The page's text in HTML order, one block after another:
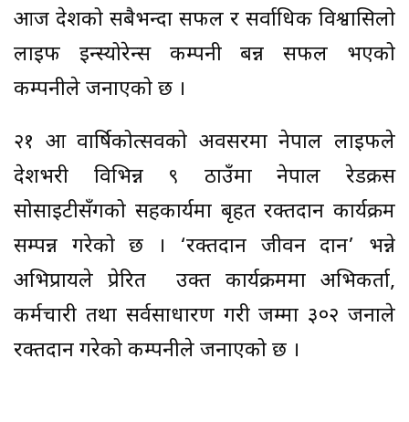
आज देशको सबैभन्दा सफल र सर्वाधिक विश्वासिलो
लाइफ इन्स्योरेन्स कम्पनी बन्न सफल भएको
कम्पनीले जनाएको छ ।
२१ औं वार्षिकोत्सवको अवसरमा नेपाल लाइफले
देशभरी विभिन्न ९ ठाउँमा नेपाल रेडक्रस
सोसाइटीसँगको सहकार्यमा बृहत रक्तदान कार्यक्रम
सम्पन्न गरेको छ । ‘रक्तदान जीवन दान’ भन्ने
अभिप्रायले प्रेरित उक्त कार्यक्रममा अभिकर्ता,
कर्मचारी तथा सर्वसाधारण गरी जम्मा ३०२ जनाले
रक्तदान गरेको कम्पनीले जनाएको छ ।